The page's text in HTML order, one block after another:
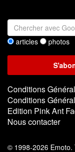
articles photos
Conditions
Conditions
Edition Pink Ant
Nous contacter
© 1998-2026